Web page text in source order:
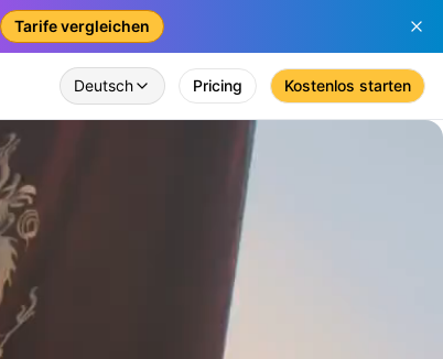
Tarife vergleichen
Deutsch Pricing Kostenlos starten